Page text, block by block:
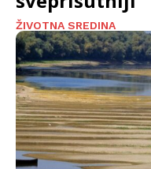
ŽIVOTNA SREDINA